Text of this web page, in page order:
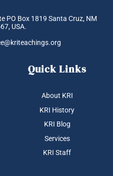
PO Box 1819 Santa Cruz, NM
USA.
Quick Links
About KRI
KRI History
KRI Blog
Services
KRI Staff